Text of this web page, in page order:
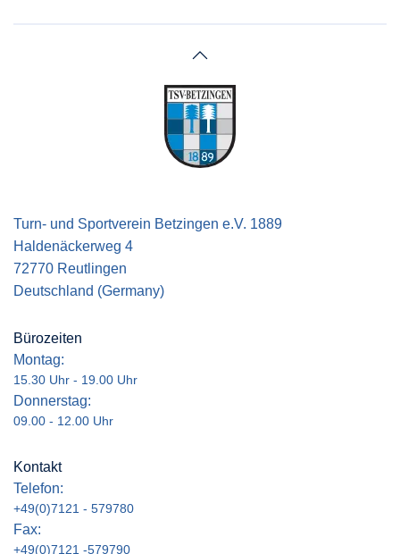
Turn- und Sportverein Betzingen e.V. 1889
Haldenäckerweg 4
72770 Reutlingen
Deutschland (Germany)
Bürozeiten
Montag:
15.30 Uhr - 19.00 Uhr
Donnerstag:
09.00 - 12.00 Uhr
Kontakt
Telefon:
+49(0)7121 - 579780
Fax:
+49(0)7121 -579790